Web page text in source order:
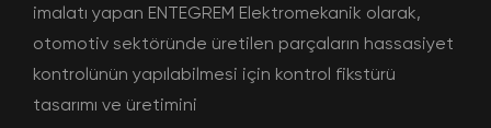
imalatı yapan ENTEGREM Elektromekanik olarak,
otomotiv sektöründe üretilen parçaların hassasiyet
kontrolünün yapılabilmesi için kontrol fikstürü
tasarımı ve üretimini